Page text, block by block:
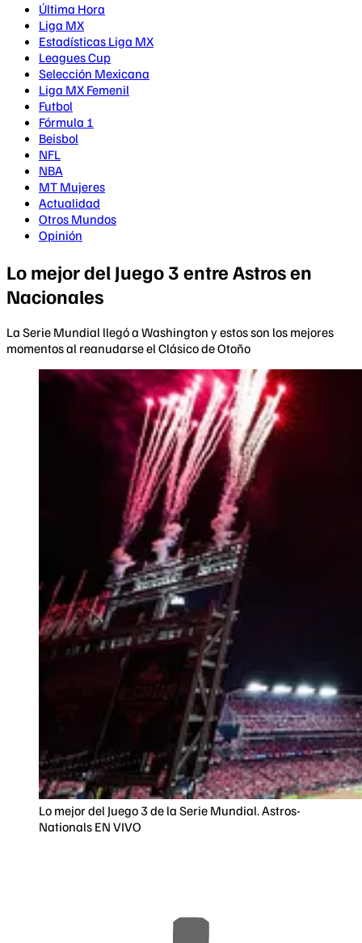
Última Hora
Liga MX
Estadísticas Liga MX
Leagues Cup
Selección Mexicana
Liga MX Femenil
Futbol
Fórmula 1
Beisbol
NFL
NBA
MT Mujeres
Actualidad
Otros Mundos
Opinión
Lo mejor del Juego 3 entre Astros en
Nacionales
La Serie Mundial llegó a Washington y estos son los mejores
momentos al reanudarse el Clásico de Otoño
Lo mejor del Juego 3 de la Serie Mundial. Astros-
Nationals EN VIVO